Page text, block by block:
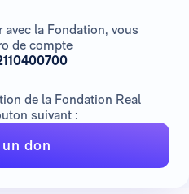
la Fondation, vous
de compte
de la Fondation Real
suivant :
don